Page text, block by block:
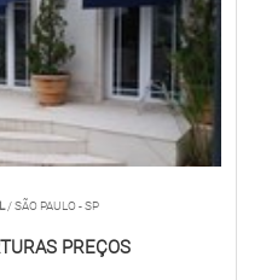
/ SÃO PAULO - SP
PREÇOS